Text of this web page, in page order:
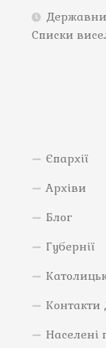
Списки
Єпархії
Архіви
Блог
Губернії
Контакти
Населені